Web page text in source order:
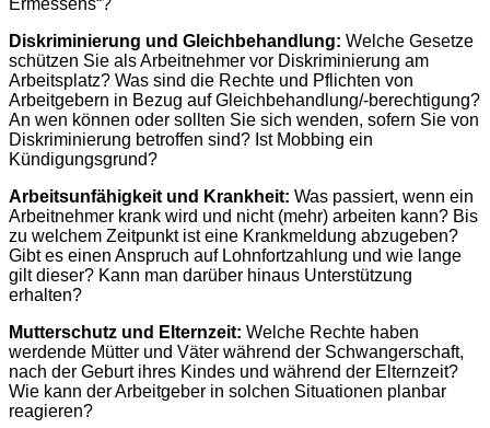
Diskriminierung und Gleichbehandlung: Welche Gesetze
schützen Sie als Arbeitnehmer vor Diskriminierung am
Arbeitsplatz? Was sind die Rechte und Pflichten von
Arbeitgebern in Bezug auf Gleichbehandlung/-berechtigung?
An wen können oder sollten Sie sich wenden, sofern Sie von
Diskriminierung betroffen sind? Ist Mobbing ein
Kündigungsgrund?
Arbeitsunfähigkeit und Krankheit: Was passiert, wenn ein
Arbeitnehmer krank wird und nicht (mehr) arbeiten kann? Bis
zu welchem Zeitpunkt ist eine Krankmeldung abzugeben?
Gibt es einen Anspruch auf Lohnfortzahlung und wie lange
gilt dieser? Kann man darüber hinaus Unterstützung
erhalten?
Mutterschutz und Elternzeit: Welche Rechte haben
werdende Mütter und Väter während der Schwangerschaft,
nach der Geburt ihres Kindes und während der Elternzeit?
Wie kann der Arbeitgeber in solchen Situationen planbar
reagieren?